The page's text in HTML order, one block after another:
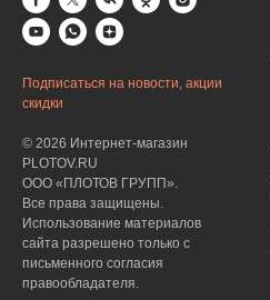
Подписаться на новости, акции
скидки
© 2026 Интернет-магазин
PLOTOV.RU
ООО «ПЛОТОВ ГРУПП».
Все права защищены.
Использование материалов
сайта разрешено только с
письменного согласия
правообладателя.